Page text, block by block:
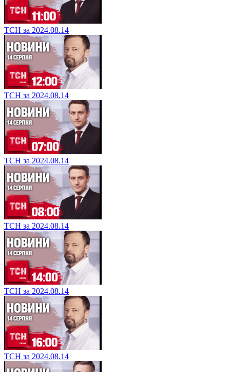
ТСН за 2024.08.14
ТСН за 2024.08.14
ТСН за 2024.08.14
ТСН за 2024.08.14
ТСН за 2024.08.14
ТСН за 2024.08.14